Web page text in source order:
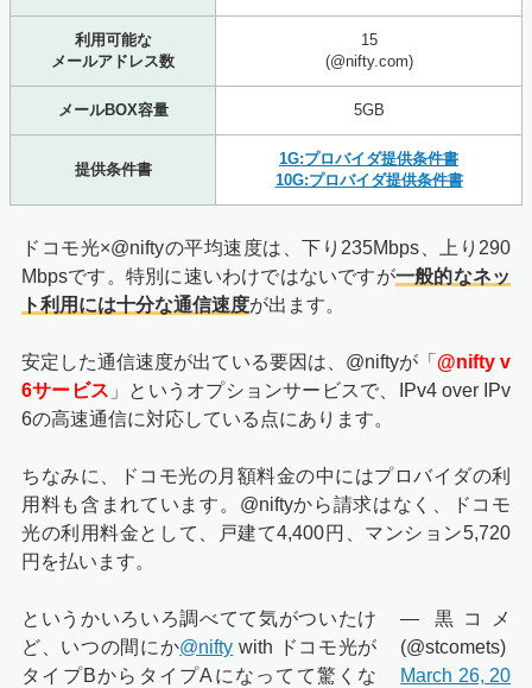
利用可能な
メールアドレス数
15
(@nifty.com)
メールBOX容量 5GB
提供条件書
1G:プロバイダ提供条件書
10G:プロバイダ提供条件書
ドコモ光×@niftyの平均速度は、下り235Mbps、上り290
Mbpsです。特別に速いわけではないですが一般的なネッ
ト利用には十分な通信速度が出ます。
安定した通信速度が出ている要因は、@niftyが「 @nifty v
6サービス 」というオプションサービスで、IPv4 over IPv
6の高速通信に対応している点にあります。
ちなみに、ドコモ光の月額料金の中にはプロバイダの利
用料も含まれています。@niftyから請求はなく、ドコモ
光の利用料金として、戸建て4,400円、マンション5,720
円を払います。
というかいろいろ調べてて気がついたけ
ど、いつの間にか@nifty with ドコモ光が
タイプBからタイプAになってて驚くな
— 黒コメ
(@stcomets)
March 26, 20